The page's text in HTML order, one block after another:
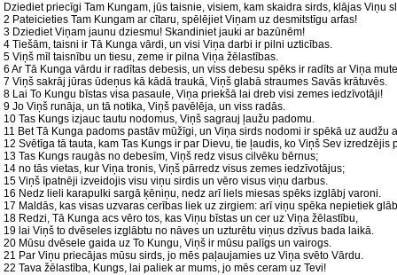
Dziediet priecīgi Tam Kungam, jūs taisnie, visiem, kam skaidra sirds, klājas Viņu
2 Pateicieties Tam Kungam ar cītaru, spēlējiet Viņam uz desmitstīgu arfas!
3 Dziediet Viņam jaunu dziesmu! Skandiniet jauki ar bazūnēm!
4 Tiešām, taisni ir Tā Kunga vārdi, un visi Viņa darbi ir pilni uzticības.
5 Viņš mīl taisnību un tiesu, zeme ir pilna Viņa žēlastības.
6 Ar Tā Kunga vārdu ir radītas debesis, un viss debesu spēks ir radīts ar Viņa
7 Viņš sakrāj jūras ūdeņus kā kādā traukā, Viņš glabā straumes Savās krātuvēs.
8 Lai To Kungu bīstas visa pasaule, Viņa priekšā lai dreb visi zemes iedzīvotāji!
9 Jo Viņš runāja, un tā notika, Viņš pavēlēja, un viss radās.
10 Tas Kungs izjauc tautu nodomus, Viņš sagrauj ļaužu padomu.
11 Bet Tā Kunga padoms pastāv mūžīgi, un Viņa sirds nodomi ir spēkā uz audžu
12 Svētīga tā tauta, kam Tas Kungs ir par Dievu, tie ļaudis, ko Viņš Sev izredzējis
13 Tas Kungs raugās no debesīm, Viņš redz visus cilvēku bērnus;
14 no tās vietas, kur Viņa tronis, Viņš pārredz visus zemes iedzīvotājus;
15 Viņš īpatnēji izveidojis visu viņu sirdis un vēro visus viņu darbus.
16 Nedz lieli karapulki sargā ķēniņu, nedz arī liels miesas spēks izglābj varoni.
17 Maldās, kas visas uzvaras cerības liek uz zirgiem: arī viņu spēka nepietiek
18 Redzi, Tā Kunga acs vēro tos, kas Viņu bīstas un cer uz Viņa žēlastību,
19 lai Viņš to dvēseles izglābtu no nāves un uzturētu viņus dzīvus bada laikā.
20 Mūsu dvēsele gaida uz To Kungu, Viņš ir mūsu palīgs un vairogs.
21 Par Viņu priecājas mūsu sirds, jo mēs paļaujamies uz Viņa svēto Vārdu.
22 Tava žēlastība, Kungs, lai paliek ar mums, jo mēs ceram uz Tevi!